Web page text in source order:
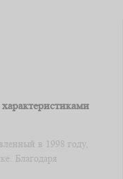
в 1998 году,
Благодаря